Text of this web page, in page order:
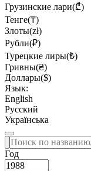
Грузинские лари(₾)
Тенге(₸)
Злоты(zł)
Рубли(₽)
Турецкие лиры(₺)
Гривны(₴)
Доллары($)
Язык:
English
Русский
Українська
Год